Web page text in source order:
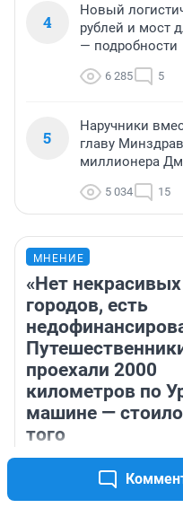
4
Новый
рублей и мост
— подробности
6 285 5
5
Наручники
главу
миллионера
5 034 15
МНЕНИЕ
«Нет некрасивых
городов, есть
проехали 2000
километров по
машине — стоило
того
Екатерина